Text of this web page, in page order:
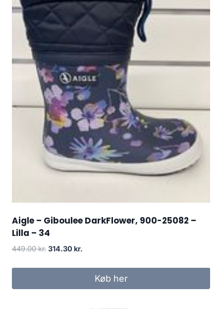
Aigle – Giboulee DarkFlower, 900-25082 –
Lilla – 34
449.00kr. Den
314.30 kr.
Køb her